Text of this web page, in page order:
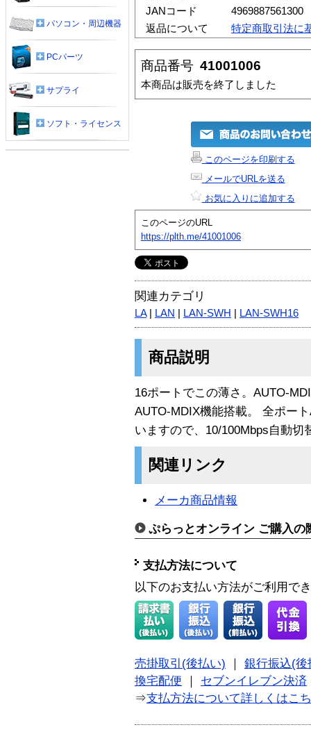
JANコード
4969887561300
返品について
特定商取引法に
商品番号 41001006
本商品は販売を終了しました
このページを印刷する
メールでURLを送る
お気に入りに追加する
このページのURL
https://plth.me/41001006
関連カテゴリ
LA| LAN LAN-SWH LAN-SWH16
商品説明
16ポートでこの薄さ。AUTO-
AUTO-MDIX機能搭載。 全ポー
いますので、10/100Mbps自動切
関連リンク
メーカ商品情報
ぷらっとオンライン ご購入の
支払方法について
以下のお支払い方法がご利用で
売掛取引(後払い)
銀行振込(後
換宅配便
セブンイレブン決済
⇒支払方法について詳しくはこ
パソコン・周辺機器
PCパーツ
サプライ
ソフト・ライセンス